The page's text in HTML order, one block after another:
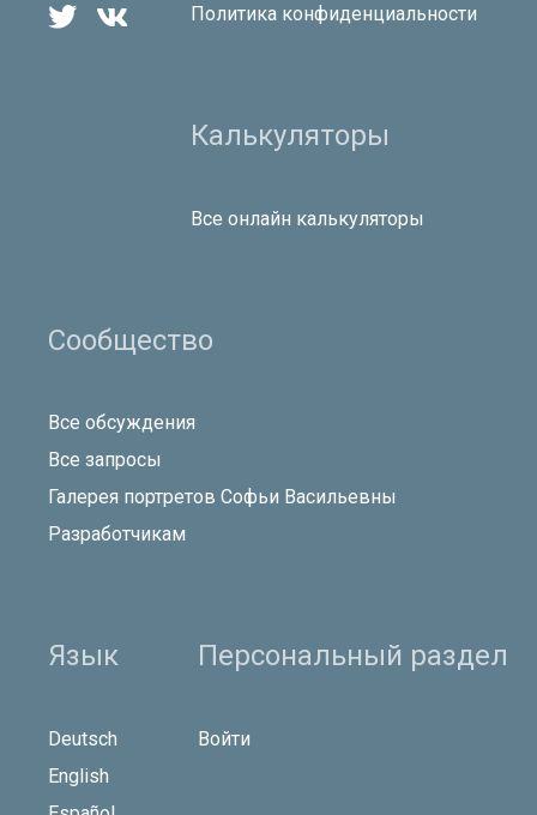
 
Политика конфиденциальности
Калькуляторы
Все онлайн калькуляторы
Сообщество
Все обсуждения
Все запросы
Галерея портретов Софьи Васильевны
Разработчикам
Язык
Deutsch
English
Персональный раздел
Войти